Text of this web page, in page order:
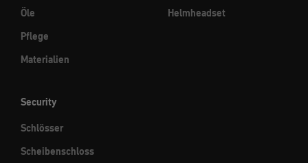
Öle
Pflege
Materialien
Helmheadset
Security
Schlösser
Scheibenschloss